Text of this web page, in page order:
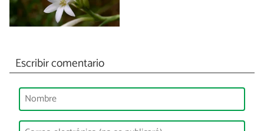
Escribir comentario